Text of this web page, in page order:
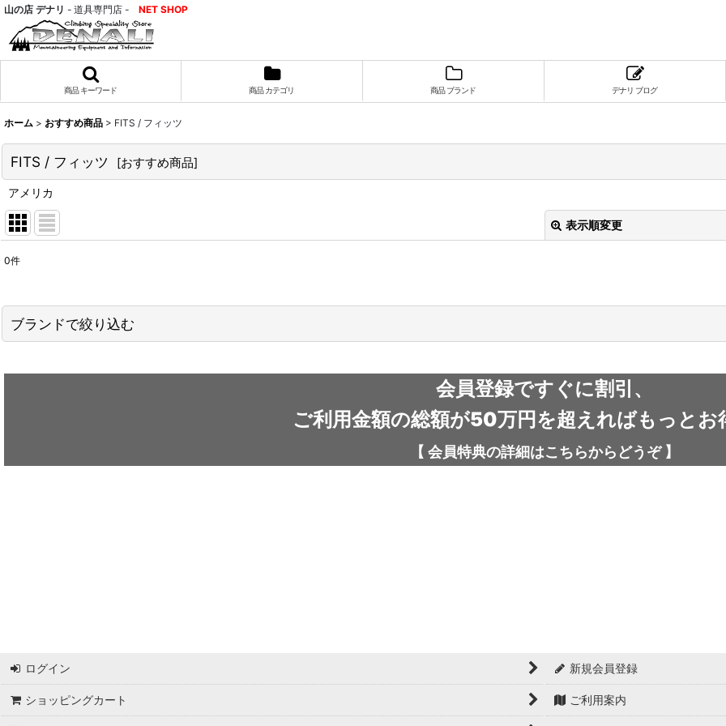
山の店 デナリ - 道具専門店 - NET SHOP
商品 キーワード 商品 カテゴリ 商品 ブランド デナリ ブログ
ホーム > おすすめ商品 > FITS / フィッツ
FITS / フィッツ [おすすめ商品]
アメリカ
表示順変更
並び順
0件
ブランドで絞り込む
arata / アラタ
UNPARALLEL / アンパラレル
会員登録ですぐに割引、
ご利用金額の総額が50万円を超えればもっとお
【 会員特典の詳細はこちらから どうぞ】
ログイン 新規会員登録
ショッピングカート ご利用案内